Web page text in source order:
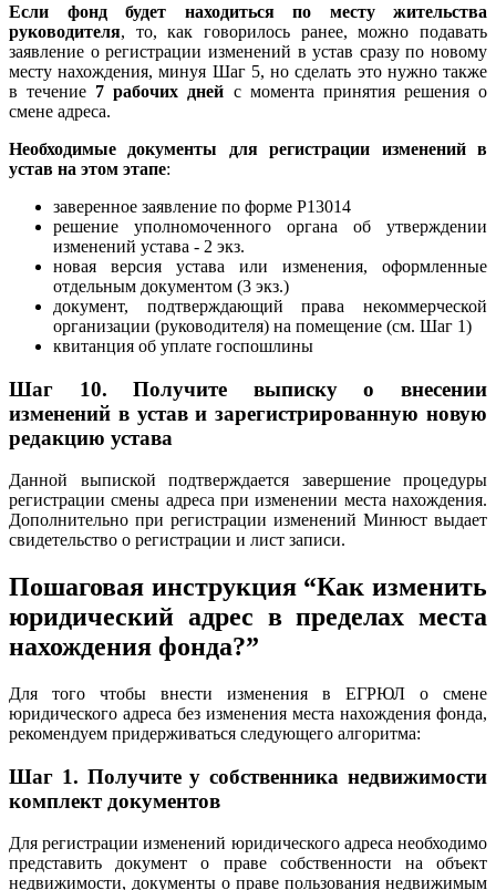
Если фонд будет находиться по месту жительства
руководителя, то, как говорилось ранее, можно подавать
заявление о регистрации изменений в устав сразу по новому
месту нахождения, минуя Шаг 5, но сделать это нужно также
в течение 7 рабочих дней с момента принятия решения о
смене адреса.
Необходимые документы для регистрации изменений в
устав на этом этапе:
заверенное заявление по форме Р13014
решение уполномоченного органа об утверждении
изменений устава - 2 экз.
новая версия устава или изменения, оформленные
отдельным документом (3 экз.)
документ, подтверждающий права некоммерческой
организации (руководителя) на помещение (см. Шаг 1)
квитанция об уплате госпошлины
Шаг 10. Получите выписку о внесении
изменений в устав и зарегистрированную новую
редакцию устава
Данной выпиской подтверждается завершение процедуры
регистрации смены адреса при изменении места нахождения.
Дополнительно при регистрации изменений Минюст выдает
свидетельство о регистрации и лист записи.
Пошаговая инструкция “Как изменить
юридический адрес в пределах места
нахождения фонда?”
Для того чтобы внести изменения в ЕГРЮЛ о смене
юридического адреса без изменения места нахождения фонда,
рекомендуем придерживаться следующего алгоритма:
Шаг 1. Получите у собственника недвижимости
комплект документов
Для регистрации изменений юридического адреса необходимо
представить документ о праве собственности на объект
недвижимости, документы о праве пользования недвижимым